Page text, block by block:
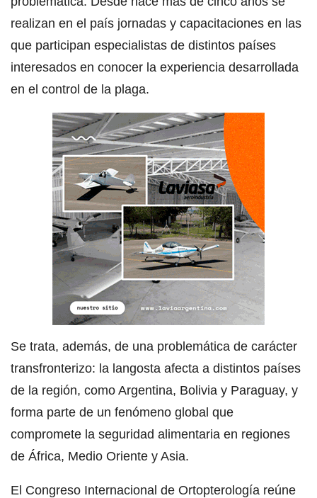
realizan en el país jornadas y capacitaciones en las
que participan especialistas de distintos países
interesados en conocer la experiencia desarrollada
en el control de la plaga.
Se trata, además, de una problemática de carácter
transfronterizo: la langosta afecta a distintos países
de la región, como Argentina, Bolivia y Paraguay, y
forma parte de un fenómeno global que
compromete la seguridad alimentaria en regiones
de África, Medio Oriente y Asia.
El Congreso Internacional de Ortopterología reúne